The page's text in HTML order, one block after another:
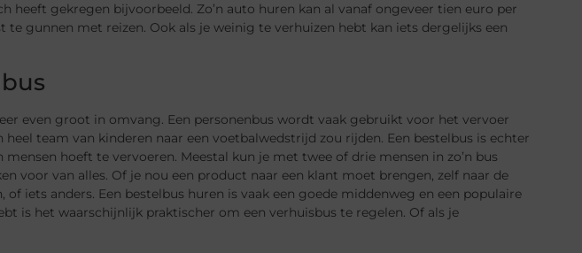
heeft gekregen bijvoorbeeld. Zo’n auto huren kan al vanaf ongeveer tien euro per
te gunnen met reizen. Ook als je weinig te verhuizen hebt kan iets dergelijks een
even groot in omvang. Een personenbus wordt vaak gebruikt voor het vervoer
heel team van kinderen naar een voetbalwedstrijd zou rijden. Een bestelbus is echter
hoeft te vervoeren. Meestal kun je met twee of drie mensen in zo’n bus
voor van alles. Of je nou een product naar een klant moet brengen, zelf naar de
of iets anders. Een bestelbus huren is vaak een goede middenweg en een populaire
is het waarschijnlijk praktischer om een verhuisbus te regelen. Of als je